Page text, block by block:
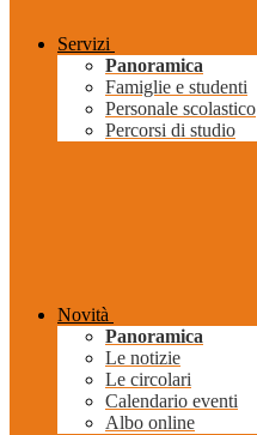
Servizi
Panoramica
Famiglie e studenti
Personale scolastico
Percorsi di studio
Novità
Panoramica
Le notizie
Le circolari
Calendario eventi
Albo online